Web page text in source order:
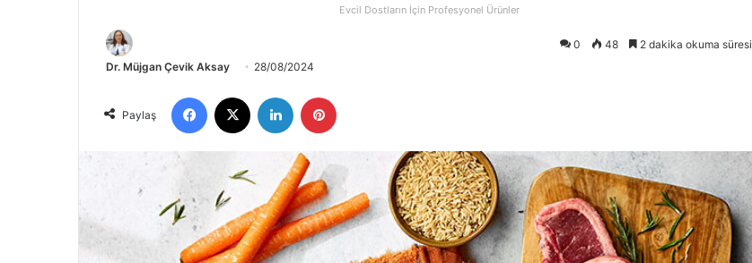
Evcil Dostların İçin Profesyonel Ürünler
Dr. Müjgan Çevik Aksay 28/08/2024
0 48 2 dakika okuma süresi
Paylaş